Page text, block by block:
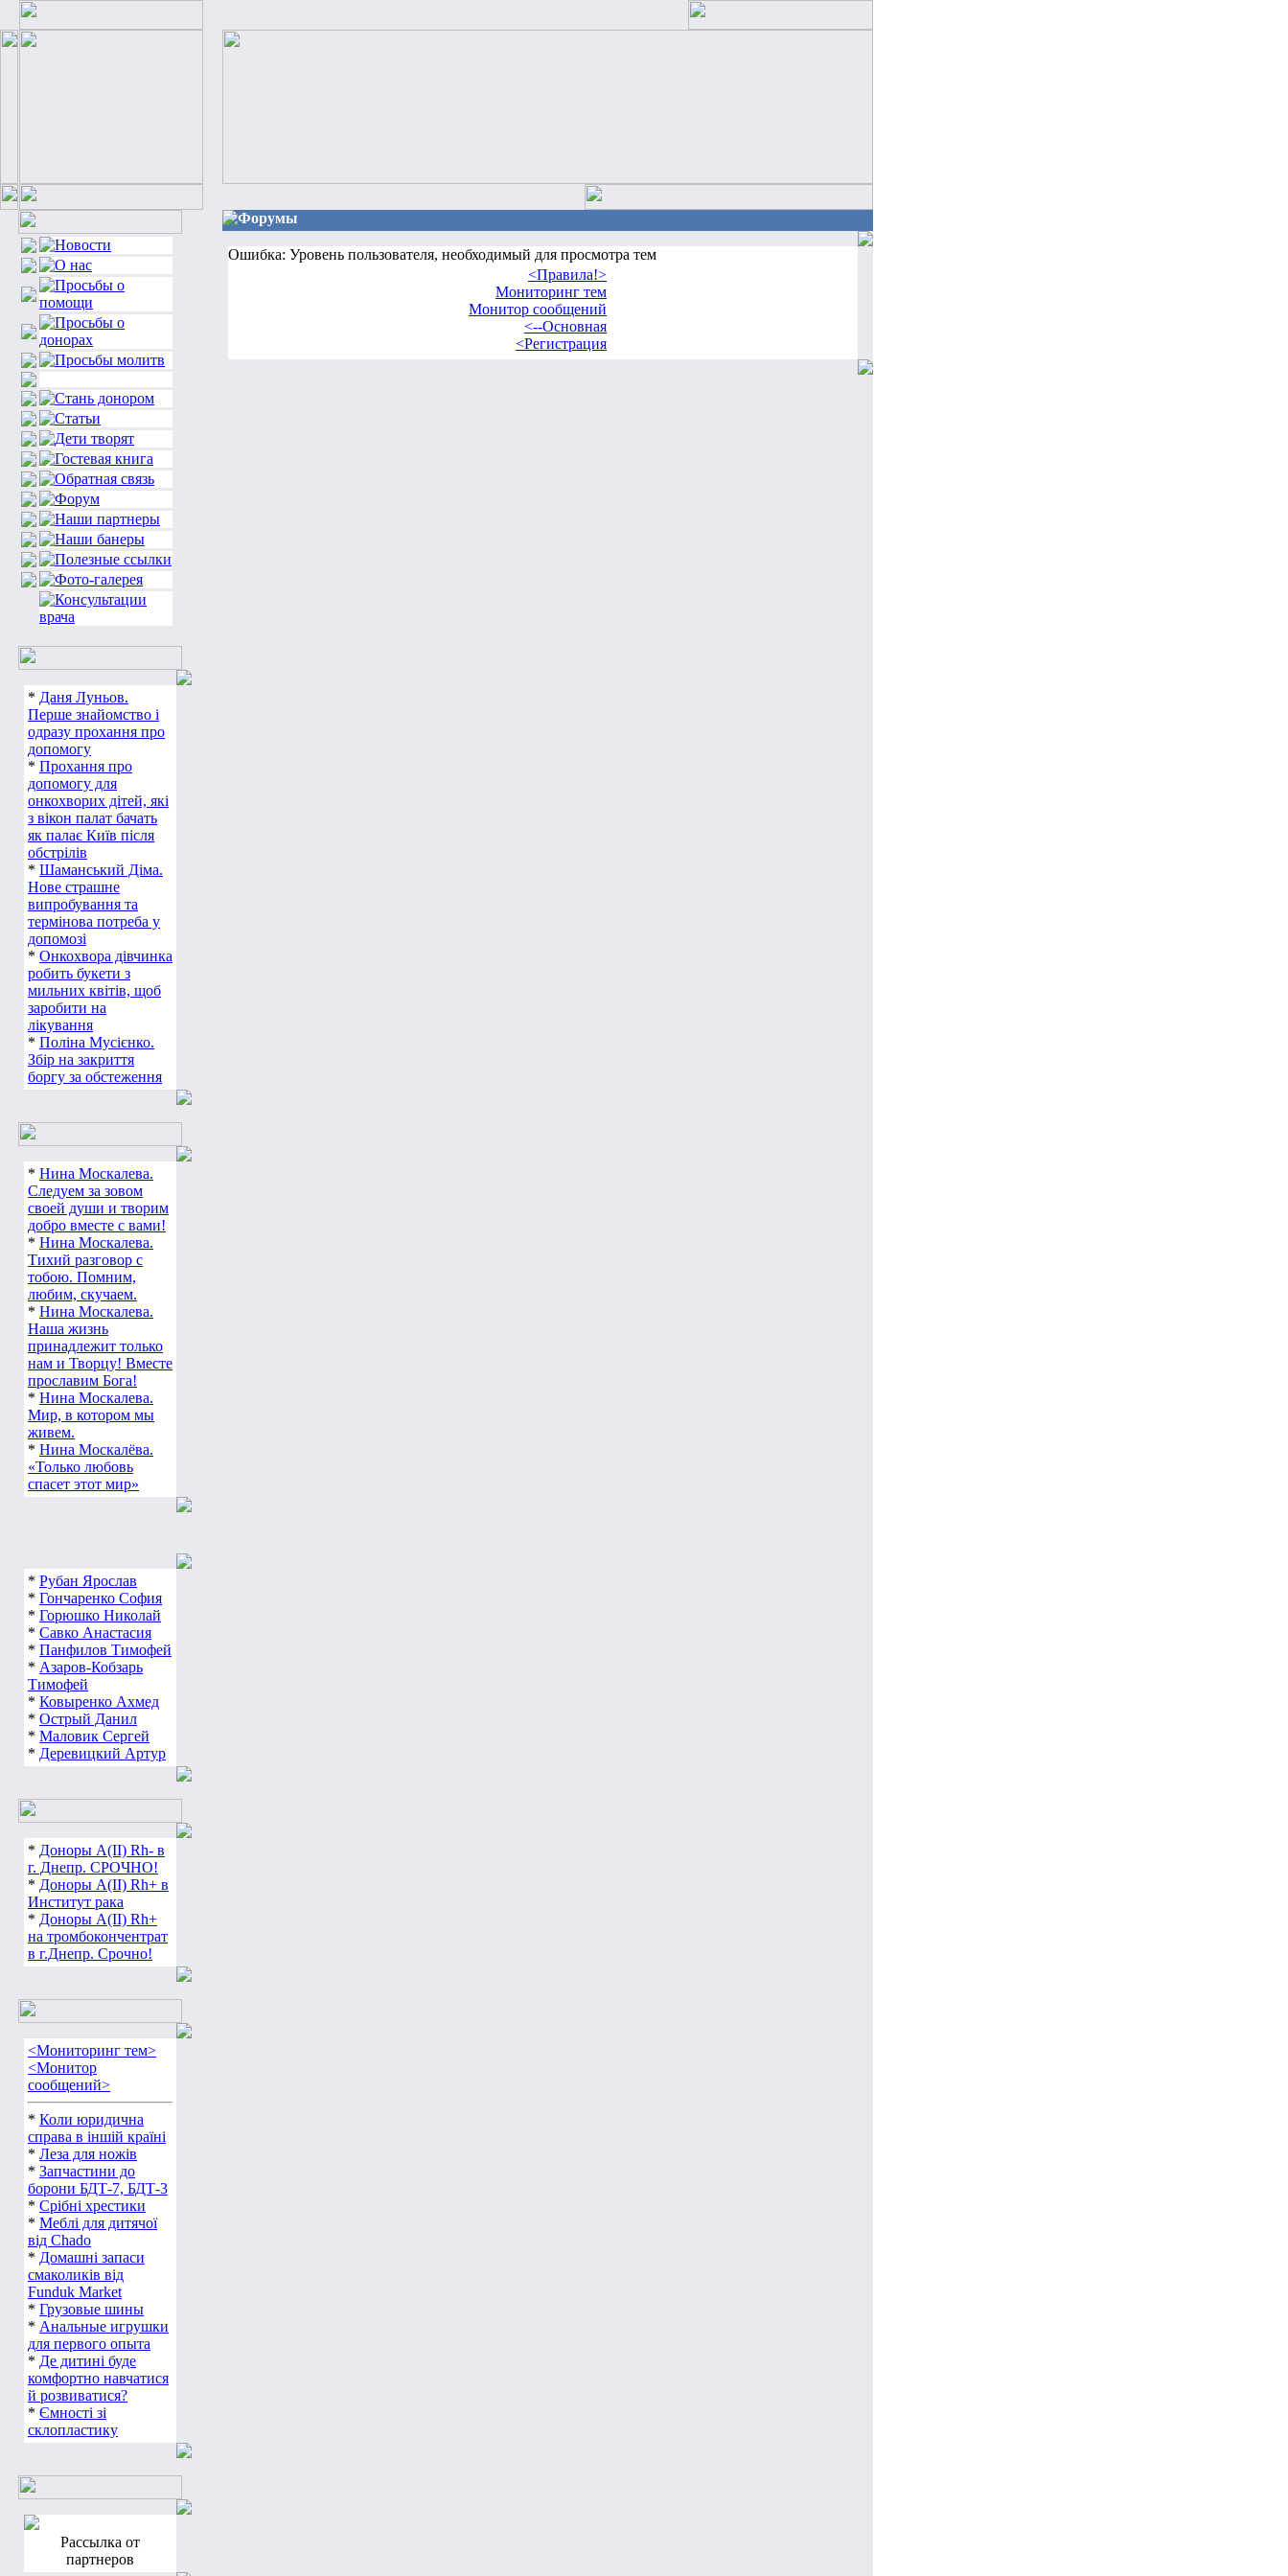
* Даня Луньов.
Перше знайомство і
одразу прохання про
допомогу
* Прохання про
допомогу для
онкохворих дітей, які
з вікон палат бачать
як палає Київ після
обстрілів
* Шаманський Діма.
Нове страшне
випробування та
термінова потреба у
допомозі
* Онкохвора дівчинка
робить букети з
мильних квітів, щоб
заробити на
лікування
* Поліна Мусієнко.
Збір на закриття
боргу за обстеження
* Нина Москалева.
Следуем за зовом
своей души и творим
добро вместе с вами!
* Нина Москалева.
Тихий разговор с
тобою. Помним,
любим, скучаем.
* Нина Москалева.
Наша жизнь
принадлежит только
нам и Творцу! Вместе
прославим Бога!
* Нина Москалева.
Мир, в котором мы
живем.
* Нина Москалёва.
«Только любовь
спасет этот мир»
* Рубан Ярослав
* Гончаренко София
* Горюшко Николай
* Савко Анастасия
* Панфилов Тимофей
* Азаров-Кобзарь
Тимофей
* Ковыренко Ахмед
* Острый Данил
* Маловик Сергей
* Деревицкий Артур
* Доноры А(ІІ) Rh- в
г. Днепр. СРОЧНО!
* Доноры А(ІІ) Rh+ в
Институт рака
* Доноры А(ІІ) Rh+
на тромбокончентрат
в г.Днепр. Срочно!
<Мониторинг тем>
<Монитор
сообщений>
* Коли юридична
справа в іншій країні
* Леза для ножів
* Запчастини до
борони БДТ-7, БДТ-3
* Срібні хрестики
* Меблі для дитячої
від Chado
* Домашні запаси
смаколиків від
Funduk Market
* Грузовые шины
* Анальные игрушки
для первого опыта
* Де дитині буде
комфортно навчатися
й розвиватися?
* Ємності зі
склопластику
Рассылка от
партнеров
Форумы
Ошибка: Уровень пользователя, необходимый для просмотра тем
<Правила!>
Мониторинг тем
Монитор сообщений
<--Основная
<Регистрация